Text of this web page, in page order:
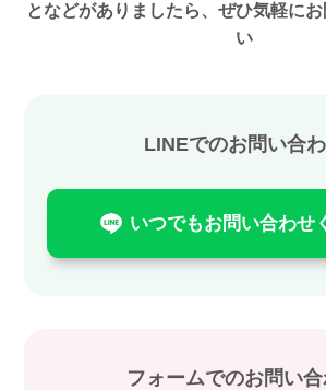
となどがありましたら、ぜひ気軽に
い
LINEでのお問い合
いつでもお問い合わせ
フォームでのお問い